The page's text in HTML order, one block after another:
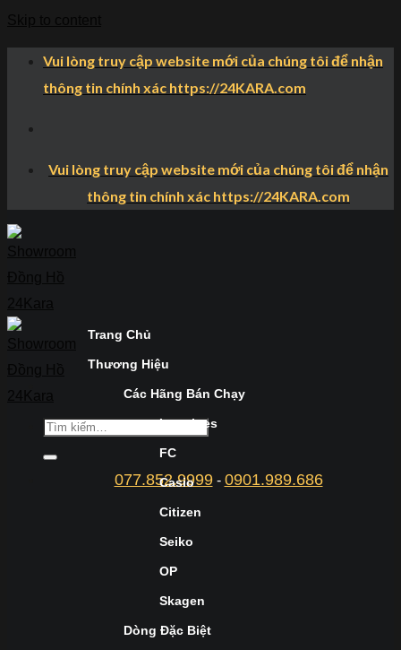
Vui lòng truy cập website mới của chúng tôi để nhận
thông tin chính xác https://24KARA.com
Vui lòng truy cập website mới của chúng tôi để nhận
thông tin chính xác https://24KARA.com
077.852.9999- 0901.989.686
Trang Chủ
Thương Hiệu
Các Hãng Bán Chạy
Longines
FC
Casio
Citizen
Seiko
OP
Skagen
Dòng Đặc Biệt